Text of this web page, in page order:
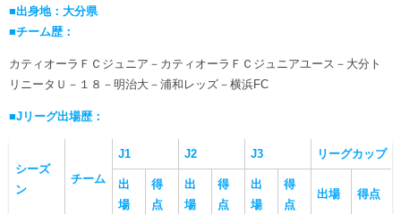
■出身地：大分県
■チーム歴：
カティオーラＦＣジュニア－カティオーラＦＣジュニアユース－大分ト
リニータＵ－１８－明治大－浦和レッズ－横浜FC
■Jリーグ出場歴：
シーズ
ン
チーム
J1 J2 J3 リーグカップ
出
場
得
点
出
場
得
点
出
場
得
点
出場 得点